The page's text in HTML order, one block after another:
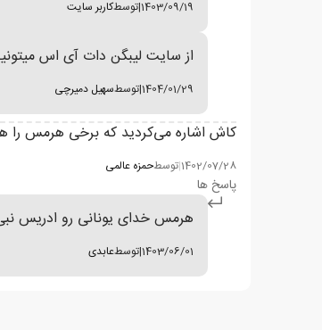
1403/09/19
|توسطکاربر سایت
از سایت لیبگن دات آی اس
1404/01/29
|توسطسهیل دمیرچی
کاش اشاره می‌کردید که برخی هرمس را
1402/07/28
|توسطحمزه عالمی
پاسخ ها
هرمس خدای یونانی رو ادریس
1403/06/01
|توسطعابدی